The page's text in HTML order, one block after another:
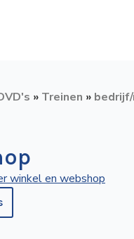
» Treinen »
winkel en webshop